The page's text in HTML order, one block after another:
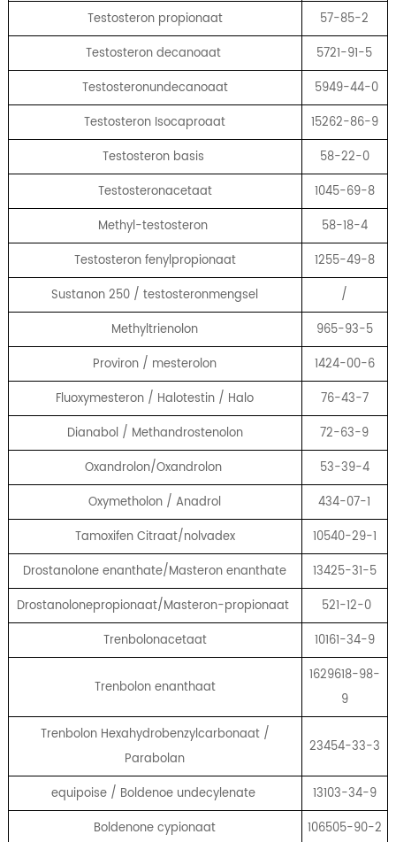
Testosteron propionaat
57-85-2
Testosteron decanoaat
5721-91-5
Testosteronundecanoaat
5949-44-0
Testosteron Isocaproaat
15262-86-9
Testosteron basis
58-22-0
Testosteronacetaat
1045-69-8
Methyl-testosteron
58-18-4
Testosteron fenylpropionaat
1255-49-8
Sustanon 250 / testosteronmengsel
/
Methyltrienolon
965-93-5
Proviron / mesterolon
1424-00-6
Fluoxymesteron / Halotestin / Halo
76-43-7
Dianabol / Methandrostenolon
72-63-9
Oxandrolon/Oxandrolon
53-39-4
Oxymetholon / Anadrol
434-07-1
Tamoxifen Citraat/nolvadex
10540-29-1
Drostanolone enanthate/Masteron enanthate
13425-31-5
Drostanolonepropionaat/Masteron-propionaat
521-12-0
Trenbolonacetaat
10161-34-9
Trenbolon enanthaat
1629618-98-
9
Trenbolon Hexahydrobenzylcarbonaat /
Parabolan
23454-33-3
equipoise / Boldenoe undecylenate
13103-34-9
Boldenone cypionaat
106505-90-2